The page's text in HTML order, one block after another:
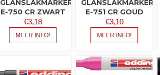
GLANSLAKMARKER
E-750 CR ZWART
€3,18
MEER INFO!
GLANSLAKMARKER
E-751 CR GOUD
€3,10
MEER INFO!